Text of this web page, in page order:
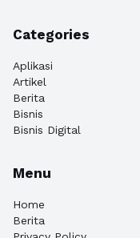
Categories
Aplikasi
Artikel
Berita
Bisnis
Bisnis Digital
Menu
Home
Berita